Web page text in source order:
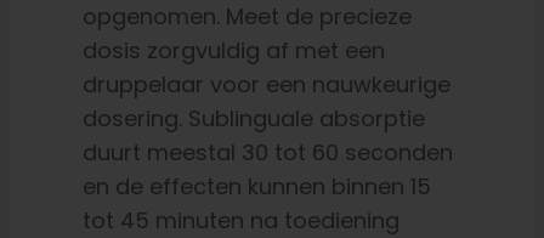
opgenomen. Meet de precieze
dosis zorgvuldig af met een
druppelaar voor een nauwkeurige
dosering. Sublinguale absorptie
duurt meestal 30 tot 60 seconden
en de effecten kunnen binnen 15
tot 45 minuten na toediening